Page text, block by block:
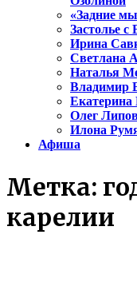
«Задние
Застолье
Ирина
Светлана
Наталья
Владимир
Екатерина
Олег
Илона
Афиша
Метка:
карелии